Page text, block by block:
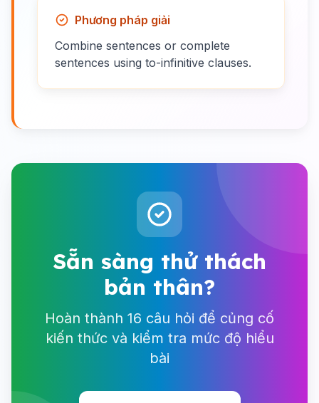
Phương pháp giải
Combine sentences or complete
sentences using to-infinitive clauses.
Sẵn sàng thử thách
bản thân?
Hoàn thành 16 câu hỏi để củng cố
kiến thức và kiểm tra mức độ hiểu
bài